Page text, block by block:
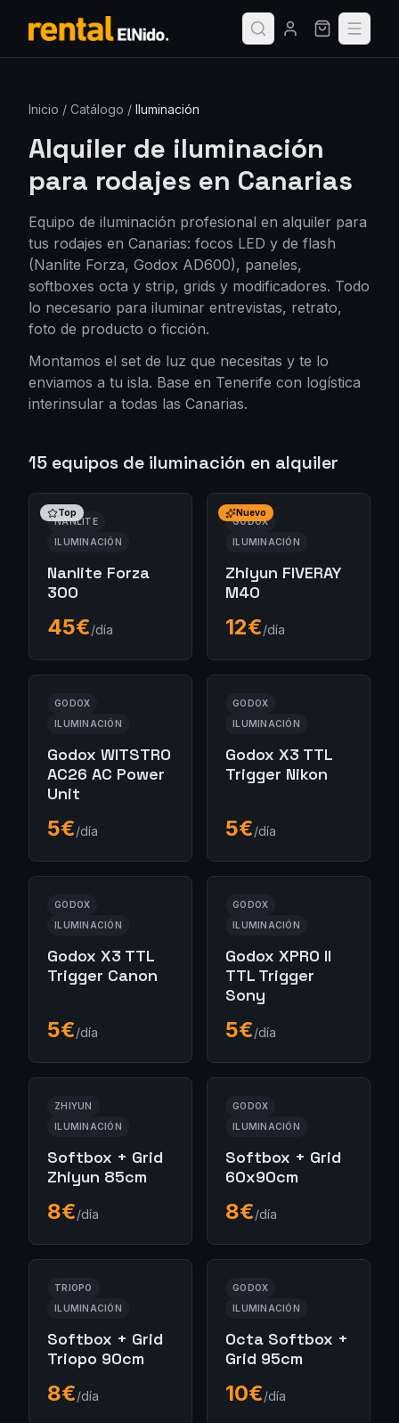
Inicio / Catálogo / Iluminación
Alquiler de iluminación
para rodajes en Canarias
Equipo de iluminación profesional en alquiler para
tus rodajes en Canarias: focos LED y de flash
(Nanlite Forza, Godox AD600), paneles,
softboxes octa y strip, grids y modificadores. Todo
lo necesario para iluminar entrevistas, retrato,
foto de producto o ficción.
Montamos el set de luz que necesitas y te lo
enviamos a tu isla. Base en Tenerife con logística
interinsular a todas las Canarias.
15 equipos de iluminación en alquiler
Top
NANLITE
ILUMINACIÓN
Nanlite Forza
300
45€/día
Nuevo
GODOX
ILUMINACIÓN
Zhiyun FIVERAY
M40
12€/día
GODOX
ILUMINACIÓN
Godox WITSTRO
AC26 AC Power
Unit
5€/día
GODOX
ILUMINACIÓN
Godox X3 TTL
Trigger Nikon
5€/día
GODOX
ILUMINACIÓN
Godox X3 TTL
Trigger Canon
5€/día
GODOX
ILUMINACIÓN
Godox XPRO II
TTL Trigger
Sony
5€/día
ZHIYUN
ILUMINACIÓN
Softbox + Grid
Zhiyun 85cm
8€/día
GODOX
ILUMINACIÓN
Softbox + Grid
60x90cm
8€/día
TRIOPO
ILUMINACIÓN
Softbox + Grid
Triopo 90cm
8€/día
GODOX
ILUMINACIÓN
Octa Softbox +
Grid 95cm
10€/día